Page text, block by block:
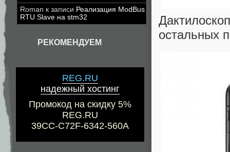
Roman к записи Реализация ModBus
RTU Slave на stm32
РЕКОМЕНДУЕМ
REG.RU
надежный хостинг
Промокод на скидку 5%
REG.RU
39CC-C72F-6342-560A
остальных